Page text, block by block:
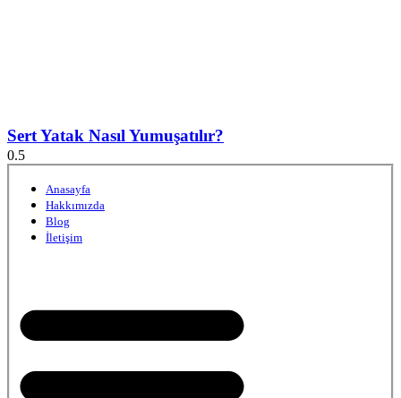
Sert Yatak Nasıl Yumuşatılır?
Anasayfa
Hakkımızda
Blog
İletişim